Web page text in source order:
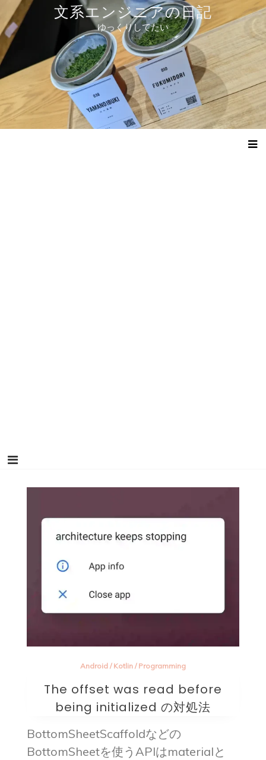
テ
ツ
へ
ス
ッ
プ
文系エンジニアの日記
ゆっくりしてたい
Android / Kotlin/ Programming
The offset was read before
being initialized の対処法
BottomSheetScaffoldなどの
BottomSheetを使うAPIはmaterialと